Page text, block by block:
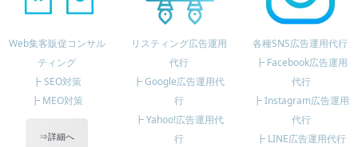
Web集客販促コンサル
ティング
┣ SEO対策
┣ MEO対策
⇒詳細へ
リスティング広告運用
代行
┣ Google広告運用代
行
┣ Yahoo!広告運用代
行
各種SNS広告運用代行
┣ Facebook広告運用
代行
┣ Instagram広告運用
代行
┣ LINE広告運用代行